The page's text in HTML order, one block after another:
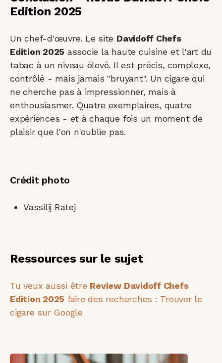
Edition 2025
Un chef-d'œuvre. Le site Davidoff Chefs
Edition 2025 associe la haute cuisine et l'art du
tabac à un niveau élevé. Il est précis, complexe,
contrôlé - mais jamais "bruyant". Un cigare qui
ne cherche pas à impressionner, mais à
enthousiasmer. Quatre exemplaires, quatre
expériences - et à chaque fois un moment de
plaisir que l'on n'oublie pas.
Crédit photo
Vassilij Ratej
Ressources sur le sujet
Tu veux aussi être Review Davidoff Chefs
Edition 2025 faire des recherches : Trouver le
cigare sur Google